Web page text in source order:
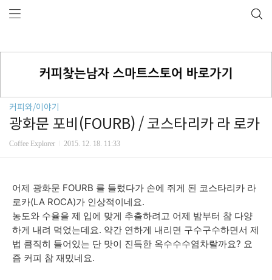
커피와/이야기
광화문 포비(FOURB) / 코스타리카 라 로카
Coffee Explorer 2015. 12. 18. 11:33
어제 광화문 FOURB 를 들렀다가 손에 쥐게 된 코스타리카 라
로카(LA ROCA)가 인상적이네요.
농도와 수율을 제 입에 맞게 추출하려고 어제 밤부터 참 다양
하게 내려 먹었는데요. 약간 연하게 내리면 구수구수하면서 제
법 큼직히 들어있는 단 맛이 진득한 옥수수수염차랄까요? 요
즘 커피 참 재밌네요.